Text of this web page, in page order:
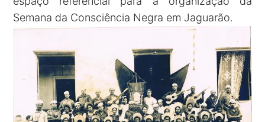
Semana da Consciência Negra em Jaguarão.